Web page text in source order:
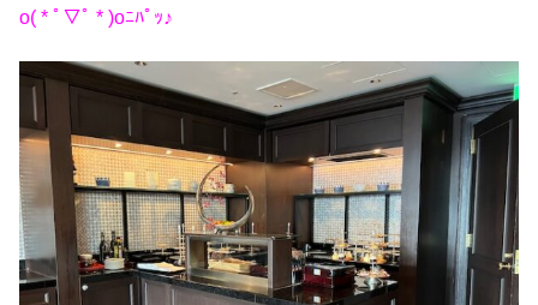
o( * ﾟ▽ﾟ * )oﾆﾊﾟｯ♪